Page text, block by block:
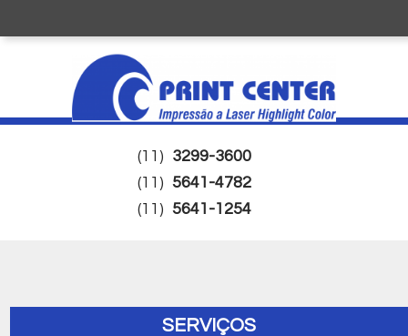
(11) 3299-3600
(11) 5641-4782
(11) 5641-1254
SERVIÇOS